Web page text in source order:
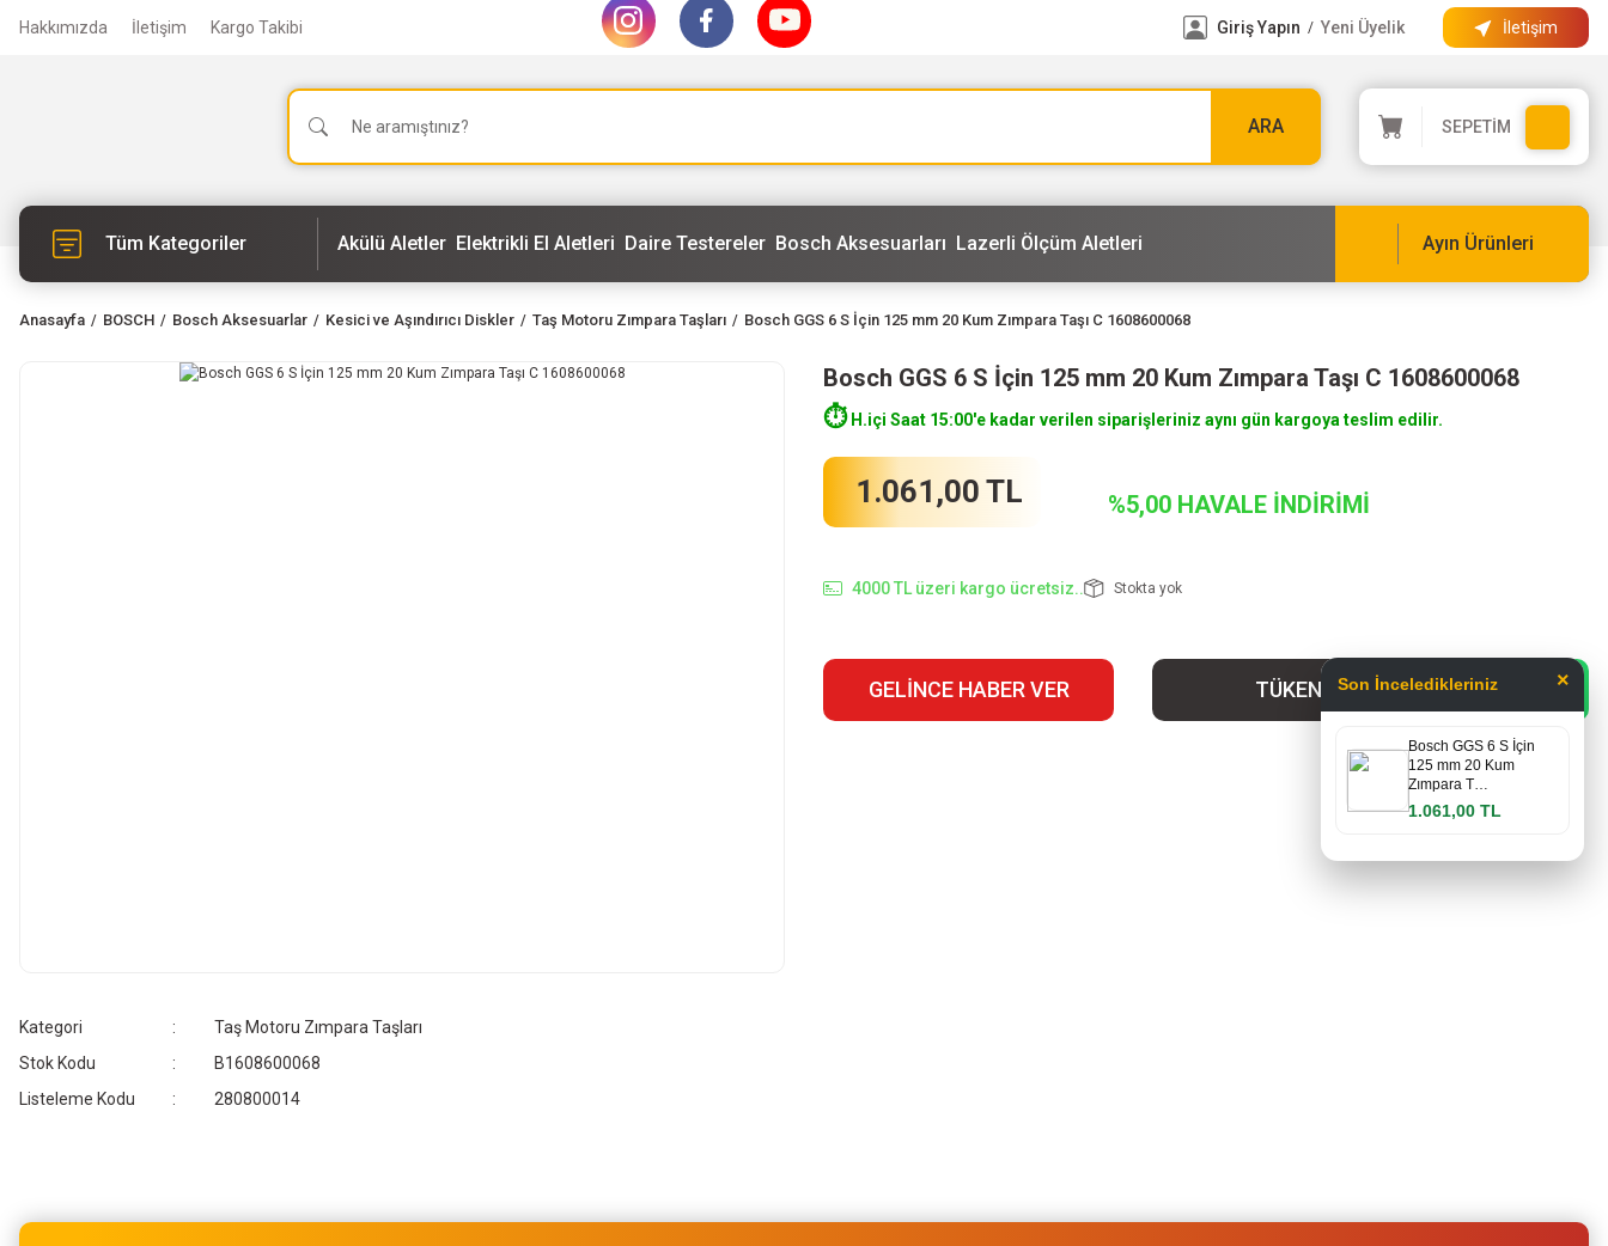
Hakkımızda İletişim Kargo Takibi Giriş Yapın / Yeni Üyelik İletişim
ARA SEPETİM
Tüm Kategoriler Akülü Aletler Elektrikli El Aletleri Daire Testereler Bosch Aksesuarları Lazerli Ölçüm Aletleri Ayın Ürünleri
Anasayfa BOSCH Bosch Aksesuarlar Kesici ve Aşındırıcı Diskler Taş Motoru Zımpara Taşları Bosch GGS 6 S İçin 125 mm 20 Kum Zımpara Taşı C 1608600068
Kategori
Taş Motoru Zımpara Taşları
Stok Kodu
B1608600068
Listeleme Kodu
280800014
Bosch GGS 6 S İçin 125 mm 20 Kum Zımpara Taşı C 1608600068
⏱️H.içi Saat 15:00'e kadar verilen siparişleriniz aynı gün kargoya teslim edilir.
1.061,00 TL %5,00 HAVALE İNDİRİMİ
4000 TL üzeri kargo ücretsiz.. Stokta yok
GELINCE HABER VER TÜKENDİSon İnceledikleriniz ×
Bosch GGS 6 S İçin
125 mm 20 Kum
Zımpara T…
1.061,00 TL